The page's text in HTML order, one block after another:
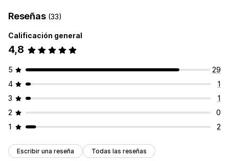
Reseñas (33)
Calificación general
4,8
5
29
4
1
3
1
2
0
1
2
Escribir una reseña Todas las reseñas